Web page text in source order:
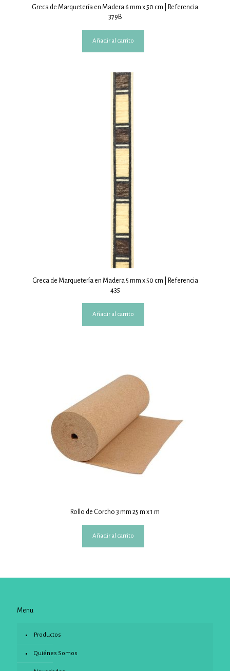
Greca de Marquetería en Madera 6 mm x 50 cm | Referencia
379B
Añadir al carrito
Greca de Marquetería en Madera 5 mm x 50 cm | Referencia
435
Añadir al carrito
Rollo de Corcho 3 mm 25 m x 1 m
Añadir al carrito
Menu
Productos
Quiénes Somos